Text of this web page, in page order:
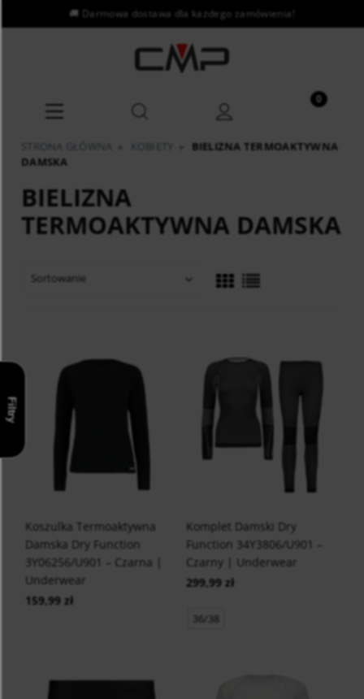
Filtry
BIELIZNA
TERMOAKTYWNA DAMSKA
KOBIETY
BIELIZNA TERMOAKTYWNA
DAMSKA
Koszulka Termoaktywna
Damska Dry Function
3Y06256/U901 – Czarna |
Underwear
159,99 zł
Komplet Damski Dry
Function 34Y3806/U901 –
Czarny | Underwear
299,99 zł
36/38